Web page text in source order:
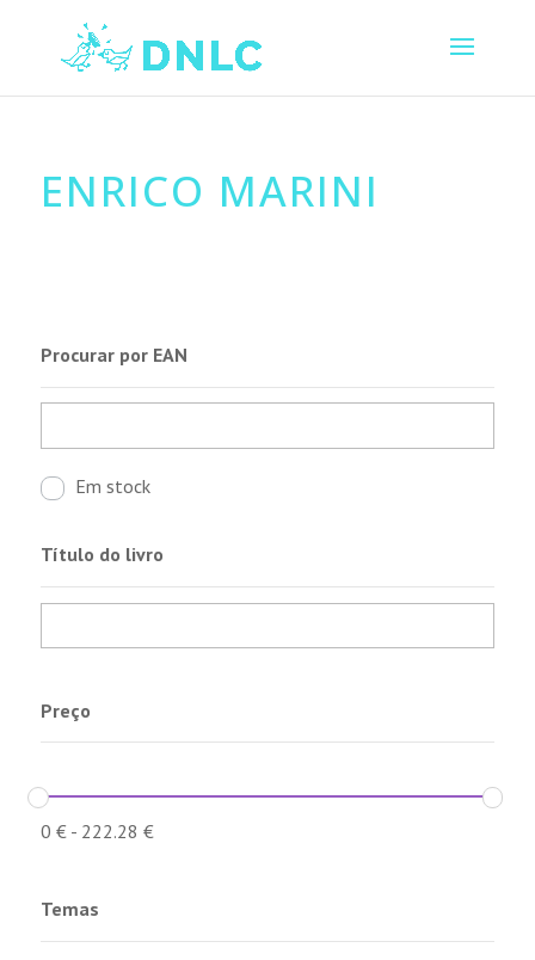
ENRICO MARINI
Procurar por EAN
Em stock
Título do livro
Preço
0 €- 222.28 €
Temas